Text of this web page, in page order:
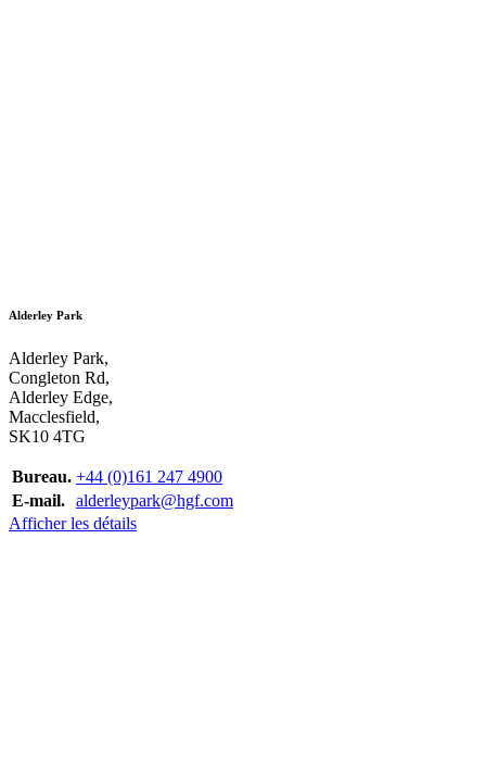
Alderley Park
Alderley Park,
Congleton Rd,
Alderley Edge,
Macclesfield,
SK10 4TG
Bureau. +44 (0)161 247 4900
E-mail. alderleypark@hgf.com
Afficher les détails